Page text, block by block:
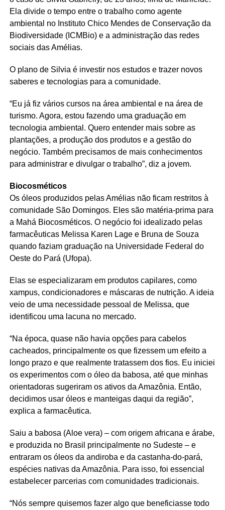
Ela divide o tempo entre o trabalho como agente
ambiental no Instituto Chico Mendes de Conservação da
Biodiversidade (ICMBio) e a administração das redes
sociais das Amélias.
O plano de Silvia é investir nos estudos e trazer novos
saberes e tecnologias para a comunidade.
“Eu já fiz vários cursos na área ambiental e na área de
turismo. Agora, estou fazendo uma graduação em
tecnologia ambiental. Quero entender mais sobre as
plantações, a produção dos produtos e a gestão do
negócio. Também precisamos de mais conhecimentos
para administrar e divulgar o trabalho”, diz a jovem.
Biocosméticos
Os óleos produzidos pelas Amélias não ficam restritos à
comunidade São Domingos. Eles são matéria-prima para
a Mahá Biocosméticos. O negócio foi idealizado pelas
farmacêuticas Melissa Karen Lage e Bruna de Souza
quando faziam graduação na Universidade Federal do
Oeste do Pará (Ufopa).
Elas se especializaram em produtos capilares, como
xampus, condicionadores e máscaras de nutrição. A ideia
veio de uma necessidade pessoal de Melissa, que
identificou uma lacuna no mercado.
“Na época, quase não havia opções para cabelos
cacheados, principalmente os que fizessem um efeito a
longo prazo e que realmente tratassem dos fios. Eu iniciei
os experimentos com o óleo da babosa, até que minhas
orientadoras sugeriram os ativos da Amazônia. Então,
decidimos usar óleos e manteigas daqui da região”,
explica a farmacêutica.
Saiu a babosa (Aloe vera) – com origem africana e árabe,
e produzida no Brasil principalmente no Sudeste – e
entraram os óleos da andiroba e da castanha-do-pará,
espécies nativas da Amazônia. Para isso, foi essencial
estabelecer parcerias com comunidades tradicionais.
“Nós sempre quisemos fazer algo que beneficiasse todo